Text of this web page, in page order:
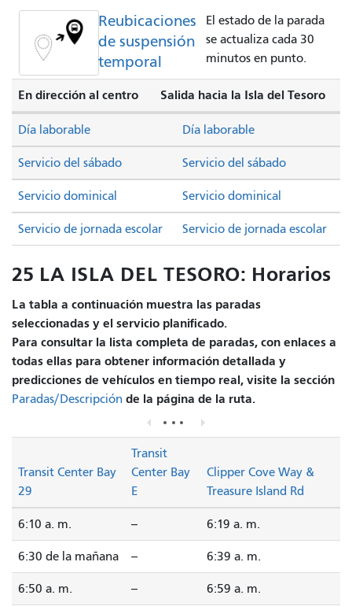
Reubicaciones
de suspensión
temporal
El estado de la parada
se actualiza cada 30
minutos en punto.
En dirección al centro Salida hacia la Isla del Tesoro
Servicio del sábado Servicio del sábado
Servicio dominical Servicio dominical
Día laborable Día laborable
Servicio de jornada escolar Servicio de jornada escolar
25 LA ISLA DEL TESORO: Horarios
La tabla a continuación muestra las paradas
seleccionadas y el servicio planificado.
Para consultar la lista completa de paradas, con enlaces a
todas ellas para obtener información detallada y
predicciones de vehículos en tiempo real, visite la sección
Paradas/Descripción de la página de la ruta.
Transit Center Bay
29
Transit
Center Bay
E
Clipper Cove Way &
Treasure Island Rd
6:10 a. m. -- 6:19 a. m.
6:30 de la mañana -- 6:39 a. m.
6:50 a. m. -- 6:59 a. m.